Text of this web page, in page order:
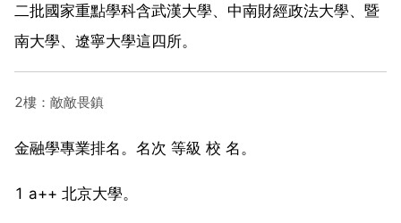
二批國家重點學科含武漢大學、中南財經政法大學、暨
南大學、遼寧大學這四所。
2樓：敵敵畏鎮
金融學專業排名。名次 等級 校 名。
1 a++ 北京大學。